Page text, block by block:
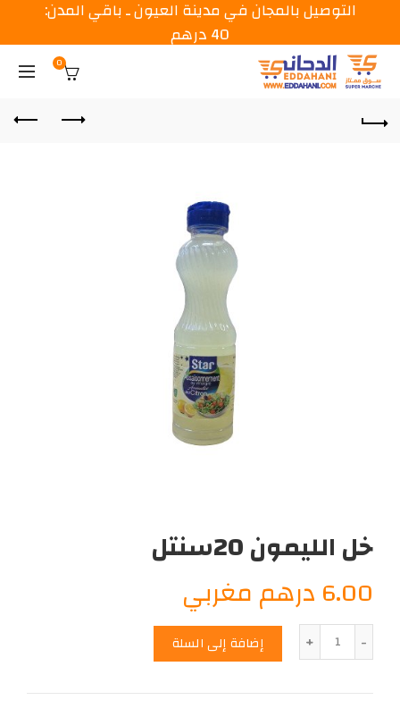
0
خل الليمون 20سنتل
6.00درهم مغربي
الكمية إضافة إلى السلة
التوصيل بالمجان في مدينة العيون ـ باقي المدن:
40 درهم